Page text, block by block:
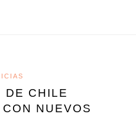
DE CHILE
NUEVOS